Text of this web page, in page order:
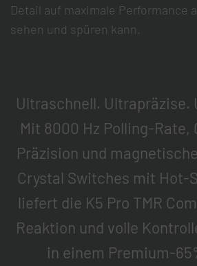
Detail auf maximale Performance
sehen und spüren kann.
Ultraschnell. Ultrapräzise.
Mit 8000 Hz Polling-Rate,
Präzision und
Crystal Switches mit Hot-
liefert die K5 Pro TMR
Reaktion und volle
in einem Premium-